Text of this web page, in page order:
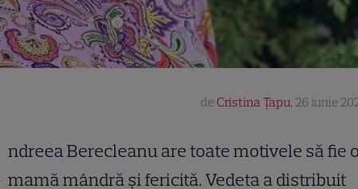
de Cristina Țapu, 26 iunie
ndreea Berecleanu are toate motivele să fie
mamă mândră și fericită. Vedeta a distribuit